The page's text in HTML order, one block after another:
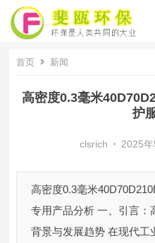
首页 新闻
高密度0.3毫米
护
clsrich • 2025年
高密度0.3毫米
专用产品分析 一、引言：
背景与发展趋势 在现代工